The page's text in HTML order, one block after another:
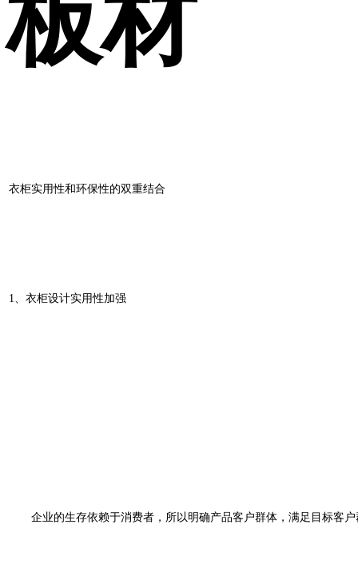
板材
衣柜实用性和环保性的双重结合
1、衣柜设计实用性加强
企业的生存依赖于消费者，所以明确产品客户群体，满足目标客户